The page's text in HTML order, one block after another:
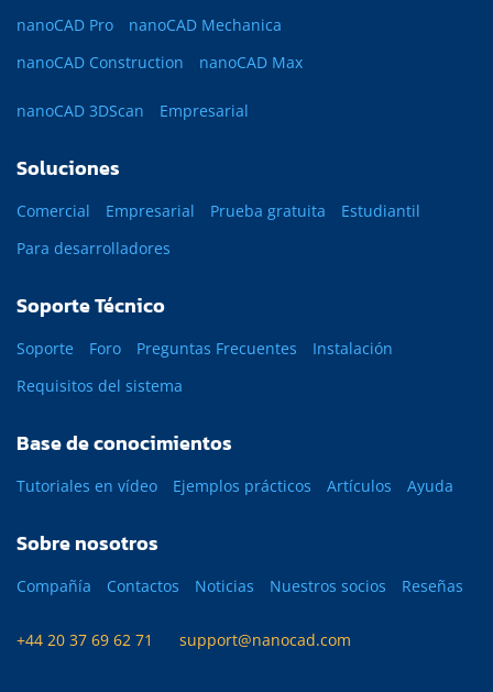
nanoCAD Pro
nanoCAD Mechanica
nanoCAD Construction
nanoCAD Max
nanoCAD 3DScan Empresarial
Soluciones
Comercial Empresarial Prueba gratuita
Estudiantil
Para desarrolladores
Soporte Técnico
Soporte Foro Preguntas Frecuentes
Instalación
Requisitos del sistema
Base de conocimientos
Tutoriales en vídeo Ejemplos prácticos Artículos Ayuda
Sobre nosotros
Compañía Contactos Noticias Nuestros socios Reseñas
+44 20 37 69 62 71 support@nanocad.com